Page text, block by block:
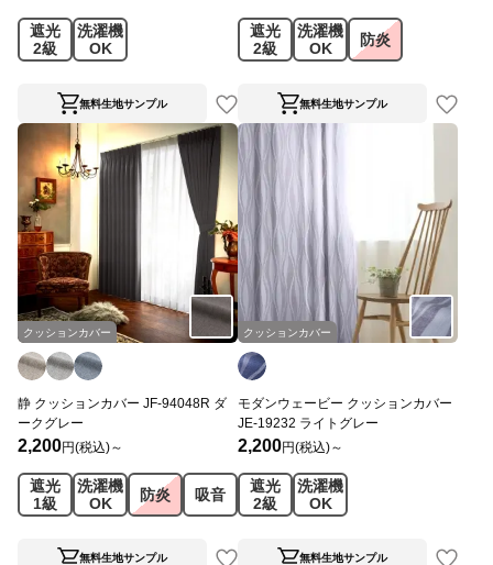
遮光
2級
洗濯機
OK
無料生地サンプル
遮光
2級
洗濯機
OK
防炎
無料生地サンプル
クッションカバー
静 クッションカバー JF-94048R ダ
ークグレー
2,200円(税込)～
遮光
1級
洗濯機
OK
防炎 吸音
無料生地サンプル
クッションカバー
モダンウェービー クッションカバー
JE-19232 ライトグレー
2,200円(税込)～
遮光
2級
洗濯機
OK
無料生地サンプル